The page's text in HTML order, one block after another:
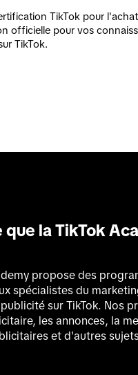
TikTok pour
officielle pour vos
TikTok.
que la TikTok
propose des
spécialistes du
sur TikTok. Nos
les annonces, la
et d'autres